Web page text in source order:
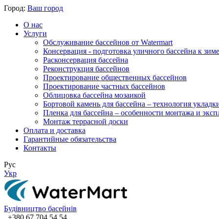
Город: Ваш город
О нас
Услуги
Обслуживание бассейнов от Watermart
Консервация - подготовка уличного бассейна к зиме
Расконсервация бассейна
Реконструкция бассейнов
Проектирование общественных бассейнов
Проектирование частных бассейнов
​Облицовка бассейна мозаикой
Бортовой камень для бассейна – технология
Пленка для бассейна – особенности монтажа и
Монтаж террасной доски
Оплата и доставка
Гарантийные обязательства
Контакты
Рус
Укр
Будівництво басейнів
+380 67 704 54 54